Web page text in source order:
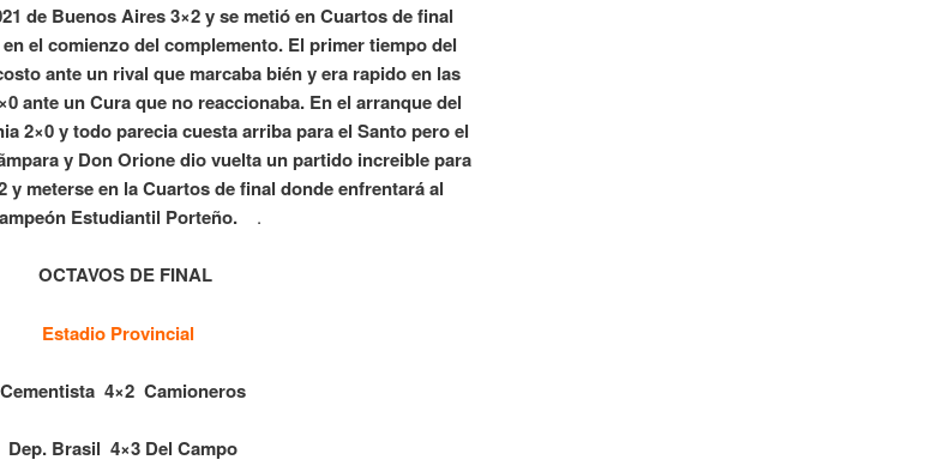
de Buenos Aires 3×2 y se metió en Cuartos de final
el comienzo del complemento. El primer tiempo del
ante un rival que marcaba bién y era rapido en las
ante un Cura que no reaccionaba. En el arranque del
2×0 y todo parecia cuesta arriba para el Santo pero el
y Don Orione dio vuelta un partido increible para
y meterse en la Cuartos de final donde enfrentará al
Estudiantil Porteño. .
OCTAVOS DE FINAL
Estadio Provincial
Cementista 4×2 Camioneros
Dep. Brasil 4×3 Del Campo